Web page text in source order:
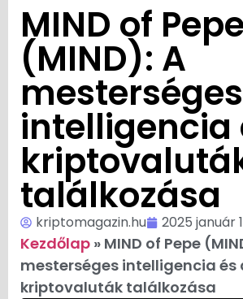
MIND of Pepe
(MIND): A
mesterséges
intelligencia
találkozása
kriptomagazin.hu 2025 január
Kezdőlap » MIND of Pepe
mesterséges intelligencia és
kriptovaluták találkozása